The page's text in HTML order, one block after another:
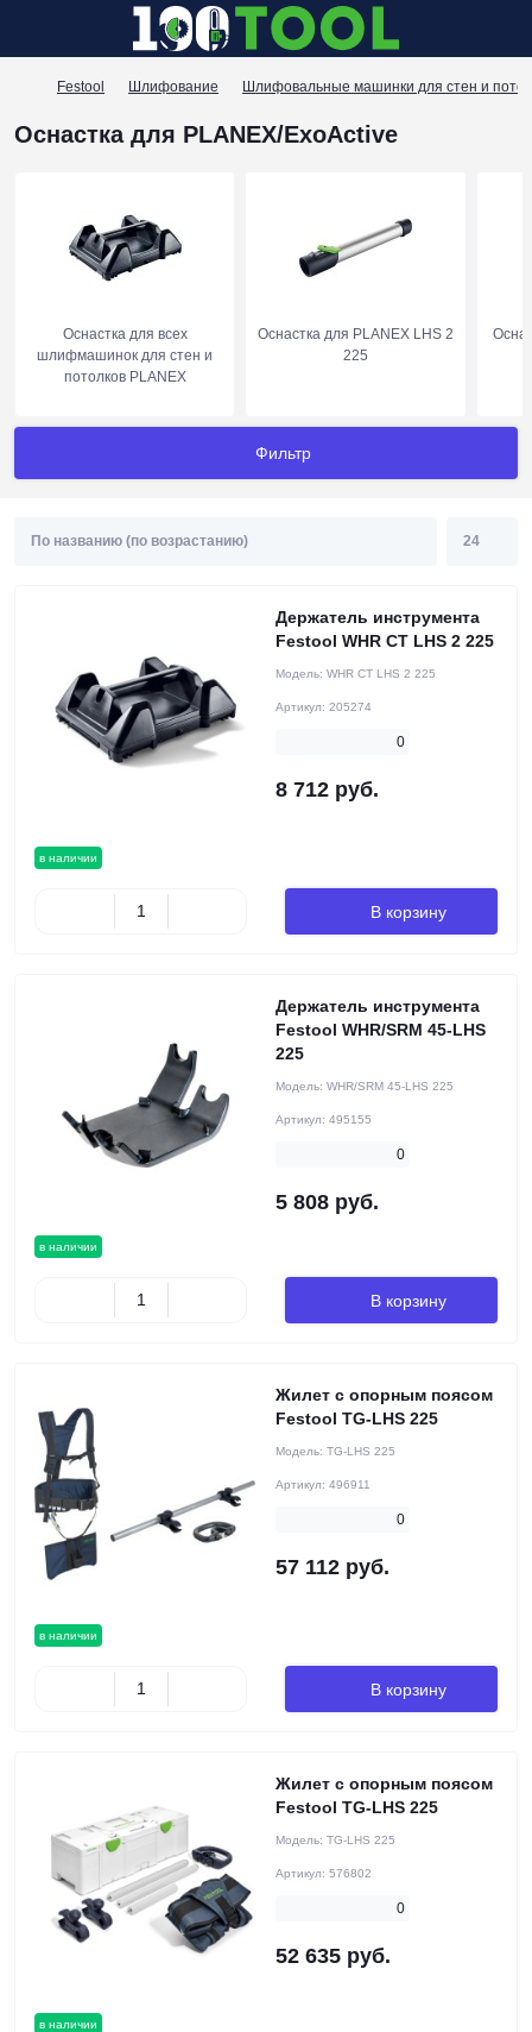
Festool Шлифование Шлифовальные машинки для стен и
Оснастка для PLANEX/ExoActive
Оснастка для всех
шлифмашинок для стен и
потолков PLANEX
Оснастка для PLANEX LHS 2
225
Фильтр
в наличии
Держатель инструмента
Festool WHR CT LHS 2 225
Модель: WHR CT LHS 2 225
Артикул: 205274
0
8 712 руб.
В корзину
в наличии
Держатель инструмента
Festool WHR/SRM 45-LHS
225
Модель: WHR/SRM 45-LHS 225
Артикул: 495155
0
5 808 руб.
В корзину
в наличии
Жилет с опорным поясом
Festool TG-LHS 225
Модель: TG-LHS 225
Артикул: 496911
0
57 112 руб.
В корзину
в наличии
Жилет с опорным поясом
Festool TG-LHS 225
Модель: TG-LHS 225
Артикул: 576802
0
52 635 руб.